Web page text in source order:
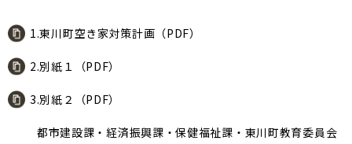
1.東川町空き家対策計画（PDF）
2.別紙１（PDF）
3.別紙２（PDF）
都市建設課・経済振興課・保健福祉課・東川町教育委員会